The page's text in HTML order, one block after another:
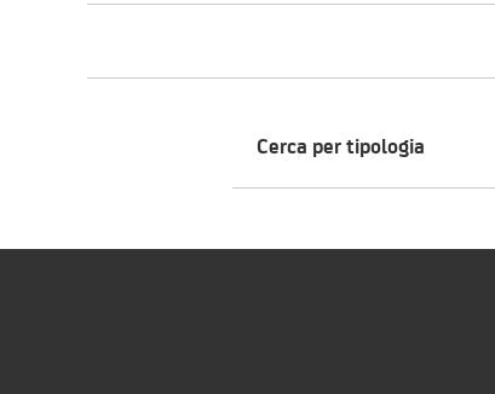
Cerca per tipologia